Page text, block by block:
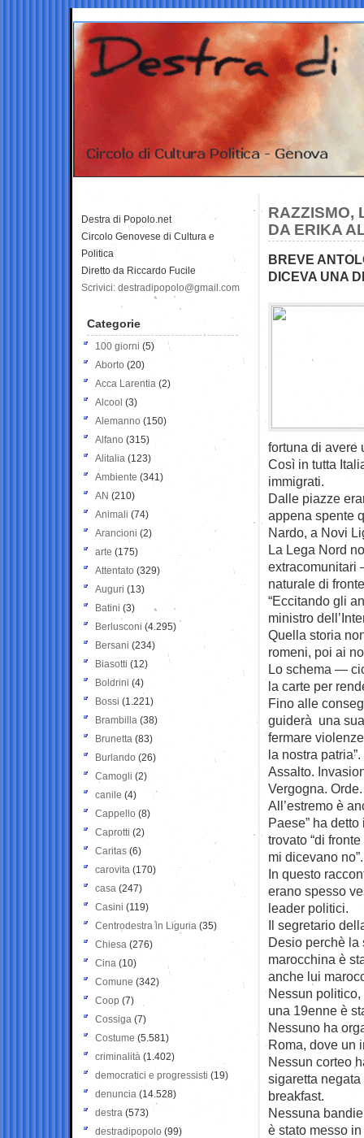
RAZZISMO,
DA ERIKA
BREVE
DICEVA UNA
fortuna di avere
Così in tutta
immigrati.
Dalle piazze
appena spente
Nardo, a Novi
La Lega Nord
extracomunitari
naturale di
“Eccitando gli
ministro
Quella storia
romeni, poi ai
Lo schema —
la carte per
Fino alle
guiderà una sua
fermare
la nostra patria”.
Assalto.
Vergogna.
All’estremo è
Paese” ha
trovato “di
mi dicevano no”.
In questo
erano spesso
leader politici.
Il segretario
Desio perchè la
marocchina è
anche lui
Nessun
una 19enne è
Nessuno ha
Roma, dove un
Nessun corteo
sigaretta
breakfast.
Nessuna
è stato messo
Destra di Popolo.net
Circolo Genovese di Cultura e
Politica
Diretto da Riccardo Fucile
Scrivici: destradipopolo@gmail.com
Categorie
100 giorni (5)
Aborto (20)
Acca Larentia (2)
Alcool (3)
Alemanno (150)
Alfano (315)
Alitalia (123)
Ambiente (341)
AN (210)
Animali (74)
Arancioni (2)
arte (175)
Attentato (329)
Auguri (13)
Batini (3)
Berlusconi (4.295)
Bersani (234)
Biasotti (12)
Boldrini (4)
Bossi (1.221)
Brambilla (38)
Brunetta (83)
Burlando (26)
Camogli (2)
canile (4)
Cappello (8)
Caprotti (2)
Caritas (6)
carovita (170)
casa (247)
Casini (119)
Centrodestra in Liguria (35)
Chiesa (276)
Cina (10)
Comune (342)
Coop (7)
Cossiga (7)
Costume (5.581)
criminalità (1.402)
democratici e progressisti (19)
denuncia (14.528)
destra (573)
destradipopolo (99)